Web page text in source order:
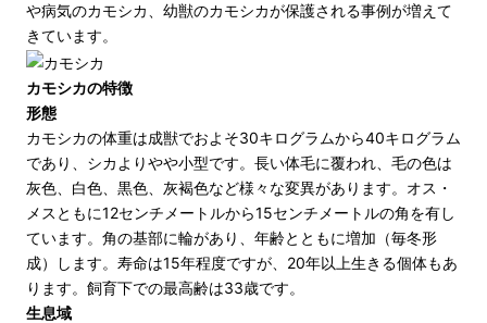
や病気のカモシカ、幼獣のカモシカが保護される事例が増えて
きています。
カモシカの特徴
形態
カモシカの体重は成獣でおよそ30キログラムから40キログラム
であり、シカよりやや小型です。長い体毛に覆われ、毛の色は
灰色、白色、黒色、灰褐色など様々な変異があります。オス・
メスともに12センチメートルから15センチメートルの角を有し
ています。角の基部に輪があり、年齢とともに増加（毎冬形
成）します。寿命は15年程度ですが、20年以上生きる個体もあ
ります。飼育下での最高齢は33歳です。
生息域